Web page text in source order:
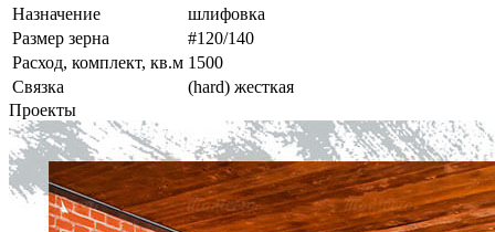
Назначение
шлифовка
Размер зерна
#120/140
Расход, комплект, кв.м 1500
Связка
(hard) жесткая
Проекты